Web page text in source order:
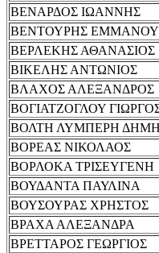
ΒΕΝΑΡΔΟΣ ΙΩΑΝΝΗΣ
ΒΕΝΤΟΥΡΗΣ
ΒΕΡΛΕΚΗΣ ΑΘΑΝΑΣΙΟΣ
ΒΙΚΕΛΗΣ ΑΝΤΩΝΙΟΣ
ΒΛΑΧΟΣ ΑΛΕΞΑΝΔΡΟΣ
ΒΟΓΙΑΤΖΟΓΛΟΥ
ΒΟΛΤΗ ΛΥΜΠΕΡΗ
ΒΟΡΕΑΣ ΝΙΚΟΛΑΟΣ
ΒΟΡΛΟΚΑ ΤΡΙΣΕΥΓΕΝΗ
ΒΟΥΔΑΝΤΑ ΠΑΥΛΙΝΑ
ΒΟΥΣΟΥΡΑΣ ΧΡΗΣΤΟΣ
ΒΡΑΧΑ ΑΛΕΞΑΝΔΡΑ
ΒΡΕΤΤΑΡΟΣ ΓΕΩΡΓΙΟΣ